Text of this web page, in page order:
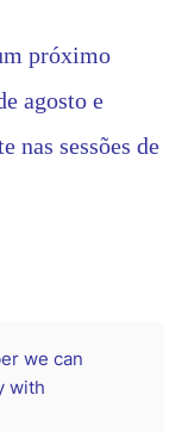
próximo
agosto e
nas sessões de
we can
with